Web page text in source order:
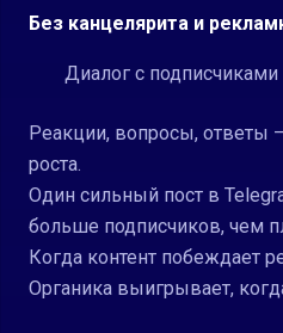
Без канцелярита и
Диалог с подписчиками
Реакции, вопросы, ответы
роста.
Один сильный пост в
больше подписчиков, чем
Когда контент побеждает
Органика выигрывает,